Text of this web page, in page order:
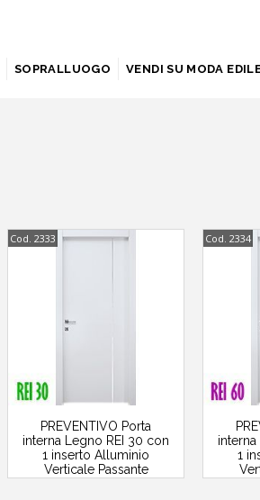
SOPRALLUOGO VENDI SU MODA
Cod. 2333
PREVENTIVO Porta
interna Legno REI 30 con
1 inserto Alluminio
Verticale Passante
Cod. 2334
1